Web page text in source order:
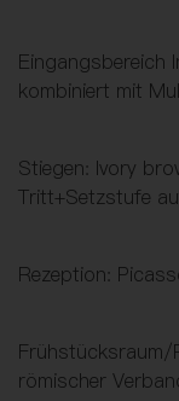
Eingangsbereich
kombiniert mit
Stiegen: Ivory
Tritt+Setzstufe
Rezeption:
Frühstücksraum/
römischer